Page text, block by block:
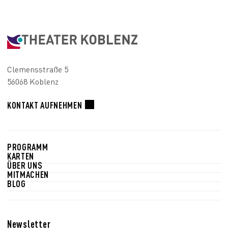
Clemensstraße 5
56068 Koblenz
KONTAKT AUFNEHMEN
PROGRAMM
KARTEN
ÜBER UNS
MITMACHEN
BLOG
Newsletter